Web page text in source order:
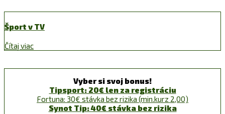
Šport v TV
Čítaj viac
Vyber si svoj bonus!
Tipsport: 20€ len za registráciu
Fortuna: 30€ stávka bez rizika (min.kurz 2,00)
Synot Tip: 40€ stávka bez rizika